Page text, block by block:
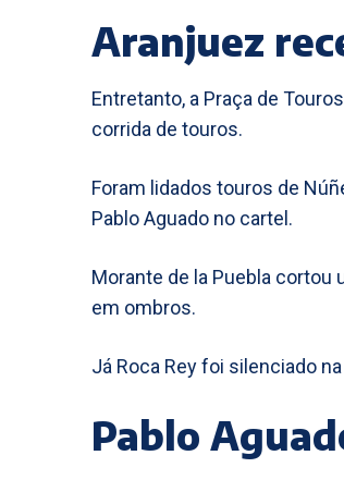
Aranjuez
Entretanto, a Praça de
corrida de touros.
Foram lidados touros de
Pablo Aguado no cartel.
Morante de la Puebla cortou
em ombros.
Já Roca Rey foi silenciado
Pablo